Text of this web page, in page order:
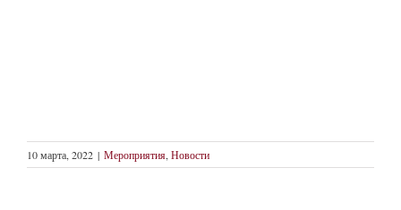
10 марта, 2022 | Мероприятия, Новости